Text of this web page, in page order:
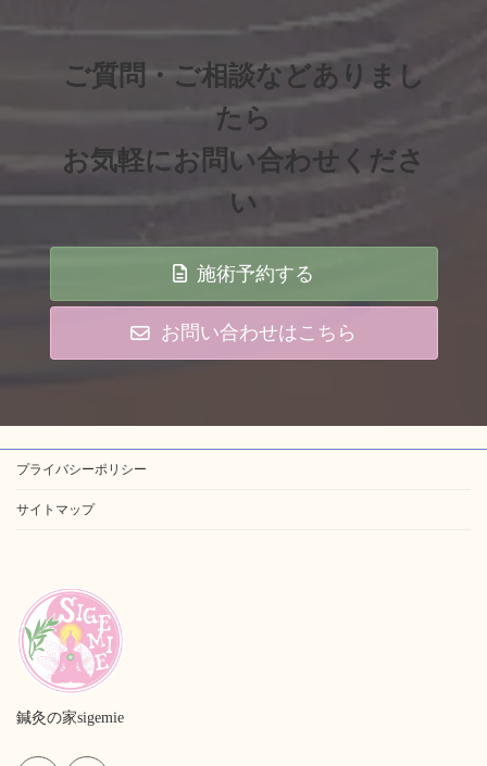
ご質問・ご相談などありまし
たら
お気軽にお問い合わせくださ
い
施術予約する
お問い合わせはこちら
プライバシーポリシー
サイトマップ
鍼灸の家sigemie